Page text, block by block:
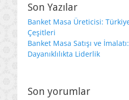
Son Yazılar
Banket Masa Üreticisi:
Çeşitleri
Banket Masa Satışı ve
Dayanıklılıkta Liderlik
Son yorumlar